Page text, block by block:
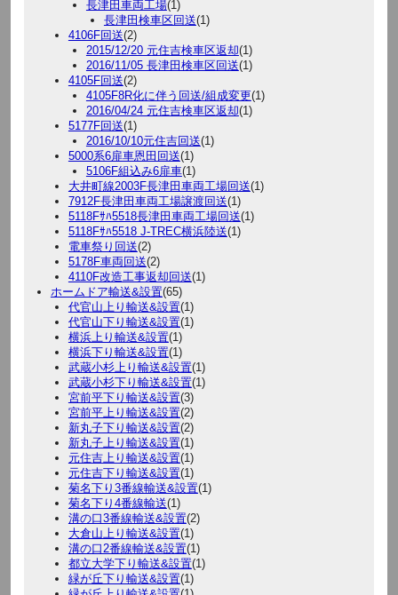
長津田車両工場(1)
長津田検車区回送(1)
4106F回送(2)
2015/12/20 元住吉検車区返却(1)
2016/11/05 長津田検車区回送(1)
4105F回送(2)
4105F8R化に伴う回送/組成変更(1)
2016/04/24 元住吉検車区返却(1)
5177F回送(1)
2016/10/10元住吉回送(1)
5000系6扉車恩田回送(1)
5106F組込み6扉車(1)
大井町線2003F長津田車両工場回送(1)
7912F長津田車両工場譲渡回送(1)
5118Fｻﾊ5518長津田車両工場回送(1)
5118Fｻﾊ5518 J-TREC横浜陸送(1)
電車祭り回送(2)
5178F車両回送(2)
4110F改造工事返却回送(1)
ホームドア輸送&設置(65)
代官山上り輸送&設置(1)
代官山下り輸送&設置(1)
横浜上り輸送&設置(1)
横浜下り輸送&設置(1)
武蔵小杉上り輸送&設置(1)
武蔵小杉下り輸送&設置(1)
宮前平下り輸送&設置(3)
宮前平上り輸送&設置(2)
新丸子下り輸送&設置(2)
新丸子上り輸送&設置(1)
元住吉上り輸送&設置(1)
元住吉下り輸送&設置(1)
菊名下り3番線輸送&設置(1)
菊名下り4番線輸送(1)
溝の口3番線輸送&設置(2)
大倉山上り輸送&設置(1)
溝の口2番線輸送&設置(1)
都立大学下り輸送&設置(1)
緑が丘下り輸送&設置(1)